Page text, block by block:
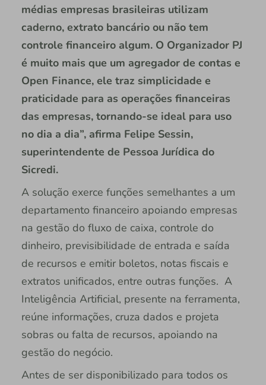
médias empresas brasileiras utilizam
caderno, extrato bancário ou não tem
controle financeiro algum. O Organizador PJ
é muito mais que um agregador de contas e
Open Finance, ele traz simplicidade e
praticidade para as operações financeiras
das empresas, tornando-se ideal para uso
no dia a dia”, afirma Felipe Sessin,
superintendente de Pessoa Jurídica do
Sicredi.
A solução exerce funções semelhantes a um
departamento financeiro apoiando empresas
na gestão do fluxo de caixa, controle do
dinheiro, previsibilidade de entrada e saída
de recursos e emitir boletos, notas fiscais e
extratos unificados, entre outras funções. A
Inteligência Artificial, presente na ferramenta,
reúne informações, cruza dados e projeta
sobras ou falta de recursos, apoiando na
gestão do negócio.
Antes de ser disponibilizado para todos os